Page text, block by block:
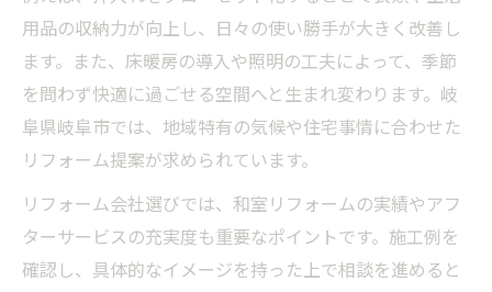
用品の収納力が向上し、日々の使い勝手が大きく改善し
ます。また、床暖房の導入や照明の工夫によって、季節
を問わず快適に過ごせる空間へと生まれ変わります。岐
阜県岐阜市では、地域特有の気候や住宅事情に合わせた
リフォーム提案が求められています。
リフォーム会社選びでは、和室リフォームの実績やアフ
ターサービスの充実度も重要なポイントです。施工例を
確認し、具体的なイメージを持った上で相談を進めると